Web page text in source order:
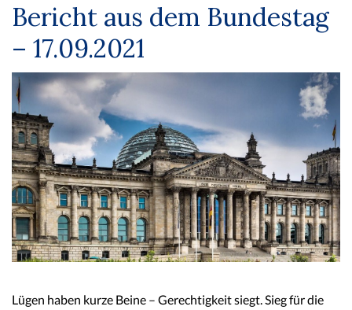
Bericht aus dem Bundestag
– 17.09.2021
Lügen haben kurze Beine – Gerechtigkeit siegt. Sieg für die